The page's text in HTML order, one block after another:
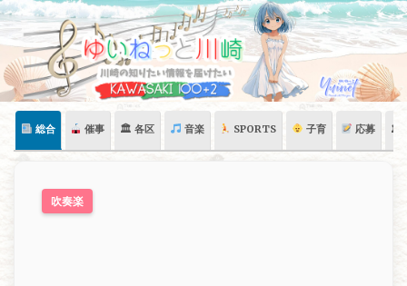
Skip
content
総合 催事 🏛 各区 音楽 SPORTS 子育 応募 🏛
吹奏楽